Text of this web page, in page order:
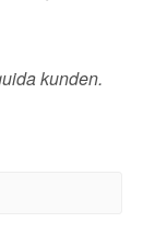
kunden.